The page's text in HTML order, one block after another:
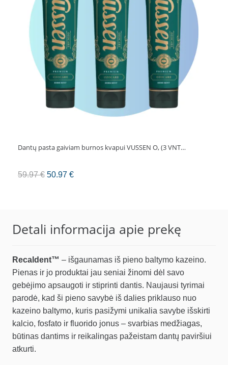
Dantų pasta gaiviam burnos kvapui VUSSEN O, (3 VNT…
59.97€ Original
50.97 €Current
Detali informacija apie prekę
Recaldent™ – išgaunamas iš pieno baltymo kazeino.
Pienas ir jo produktai jau seniai žinomi dėl savo
gebėjimo apsaugoti ir stiprinti dantis. Naujausi tyrimai
parodė, kad ši pieno savybė iš dalies priklauso nuo
kazeino baltymo, kuris pasižymi unikalia savybe išskirti
kalcio, fosfato ir fluorido jonus – svarbias medžiagas,
būtinas dantims ir reikalingas pažeistam dantų paviršiui
atkurti.